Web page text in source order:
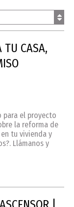
TU CASA,
para el proyecto
la reforma de
tu vivienda y
Llámanos y